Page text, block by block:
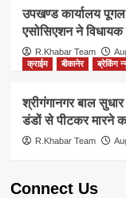
उपखण्ड कार्यालय पूगल
एसोसिएशन ने विधायक
R.Khabar Team
क्राईम
बीकानेर ब्रेकिंग
श्रीगंगानगर बाल सुधार
डंडों से पीटकर मारने
R.Khabar Team
Connect Us